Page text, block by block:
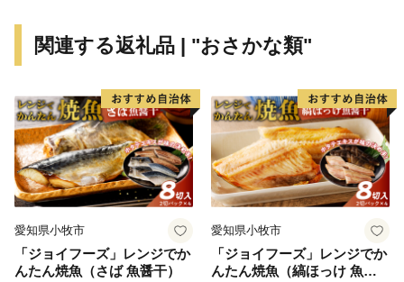
関連する返礼品 | "おさかな類"
愛知県小牧市
「ジョイフーズ」レンジでか
んたん焼魚（さば 魚醤干）
愛知県小牧市
「ジョイフーズ」レンジでか
んたん焼魚（縞ほっけ 魚醤